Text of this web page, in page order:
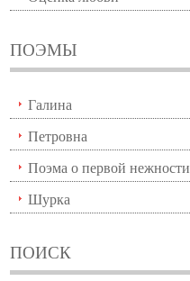
ПОЭМЫ
Галина
Петровна
Поэма о первой нежности
Шурка
ПОИСК